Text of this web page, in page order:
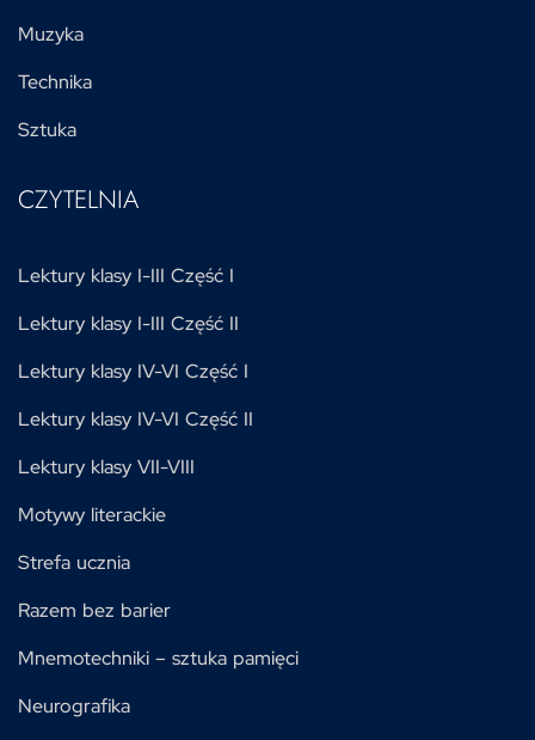
Muzyka
Technika
Sztuka
CZYTELNIA
Lektury klasy I-III Część I
Lektury klasy I-III Część II
Lektury klasy IV-VI Część I
Lektury klasy IV-VI Część II
Lektury klasy VII-VIII
Motywy literackie
Strefa ucznia
Razem bez barier
Mnemotechniki – sztuka pamięci
Neurografika